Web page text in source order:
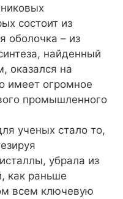
состоит из
оболочка – из
найденный
оказался на
имеет огромное
промышленного
ученых стало то,
убрала из
как раньше
всем ключевую